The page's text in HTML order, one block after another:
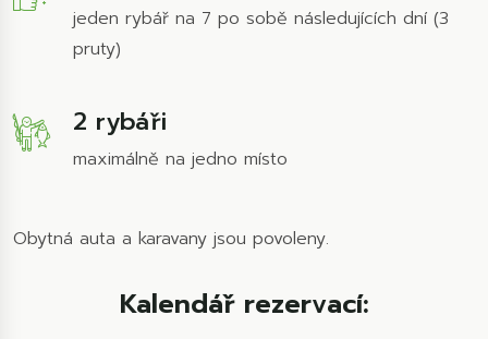
jeden rybář na 7 po sobě následujících dní (3
pruty)
2 rybáři
maximálně na jedno místo
Obytná auta a karavany jsou povoleny.
Kalendář rezervací: